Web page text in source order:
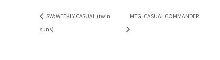
SW: WEEKLY CASUAL (twin
suns)
MTG: CASUAL COMMANDER